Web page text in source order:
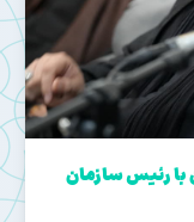
رئیس سازمان